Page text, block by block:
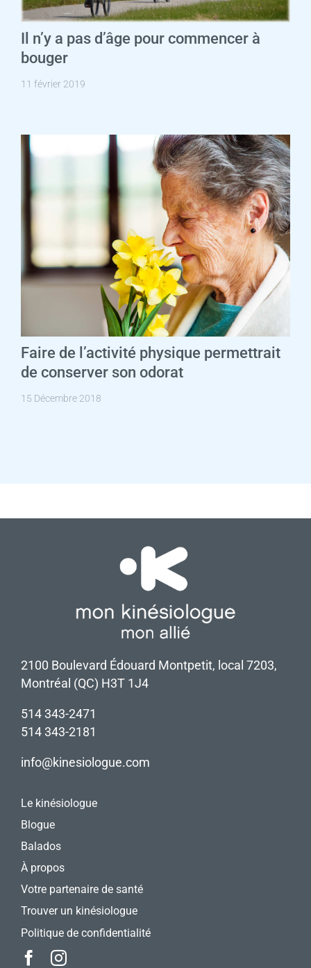
Il n’y a pas d’âge pour commencer à
bouger
11 février 2019
Faire de l’activité physique permettrait
de conserver son odorat
15 Décembre 2018
2100 Boulevard Édouard Montpetit, local 7203,
Montréal (QC) H3T 1J4
514 343-2471
514 343-2181
info@kinesiologue.com
Le kinésiologue
Blogue
Balados
À propos
Votre partenaire de santé
Trouver un kinésiologue
Politique de confidentialité